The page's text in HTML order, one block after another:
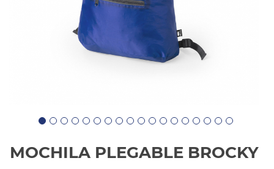
MOCHILA PLEGABLE BROCKY